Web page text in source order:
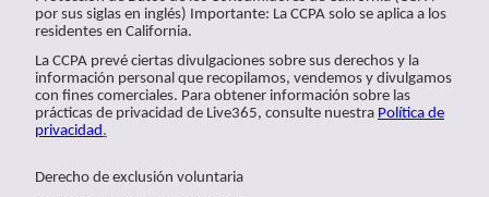
por sus siglas en inglés) Importante: La CCPA solo se aplica a los
residentes en California.
La CCPA prevé ciertas divulgaciones sobre sus derechos y la
información personal que recopilamos, vendemos y divulgamos
con fines comerciales. Para obtener información sobre las
prácticas de privacidad de Live365, consulte nuestra Política de
privacidad.
Derecho de exclusión voluntaria